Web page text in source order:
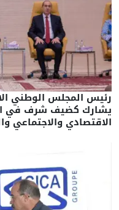
رئيس المجلس الوطني
يشارك كضيف شرف في
الاقتصادي والاجتماعي